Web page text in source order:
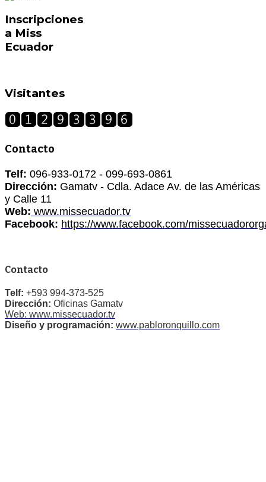
Inscripciones
a Miss
Ecuador
Visitantes
Contacto
Telf: 096-933-0172 - 099-693-0861
Dirección: Gamatv - Cdla. Adace Av. de las Américas
y Calle 11
Web: www.missecuador.tv
Facebook: https://www.facebook.com/
Contacto
Telf: +593 994-373-525
Dirección: Oficinas Gamatv
Web: www.missecuador.tv
Diseño y programación: www.pabloronquillo.com